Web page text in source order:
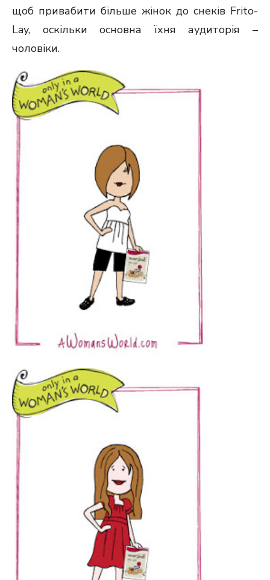
щоб привабити більше жінок до снеків Frito-
Lay, оскільки основна їхня аудиторія –
чоловіки.